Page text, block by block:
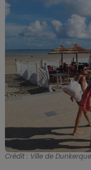
Crédit : Ville de Dunkerque